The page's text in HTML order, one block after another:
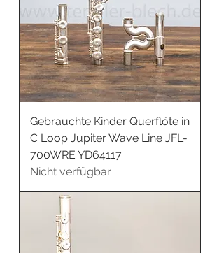
Gebrauchte Kinder Querflöte in
C Loop Jupiter Wave Line JFL-
700WRE YD64117
Nicht verfügbar